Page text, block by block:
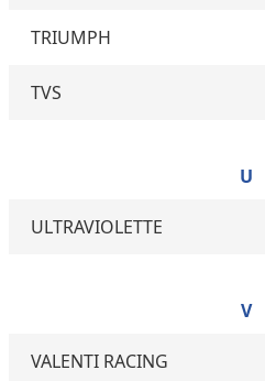
TRIUMPH
TVS
U
ULTRAVIOLETTE
V
VALENTI RACING